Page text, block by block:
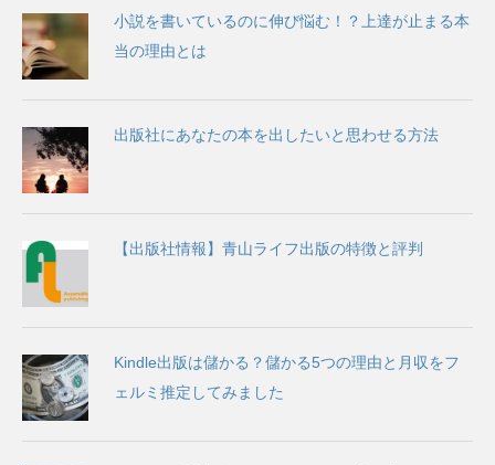
小説を書いているのに伸び悩む！？上達が止まる本
当の理由とは
出版社にあなたの本を出したいと思わせる方法
【出版社情報】青山ライフ出版の特徴と評判
Kindle出版は儲かる？儲かる5つの理由と月収をフ
ェルミ推定してみました